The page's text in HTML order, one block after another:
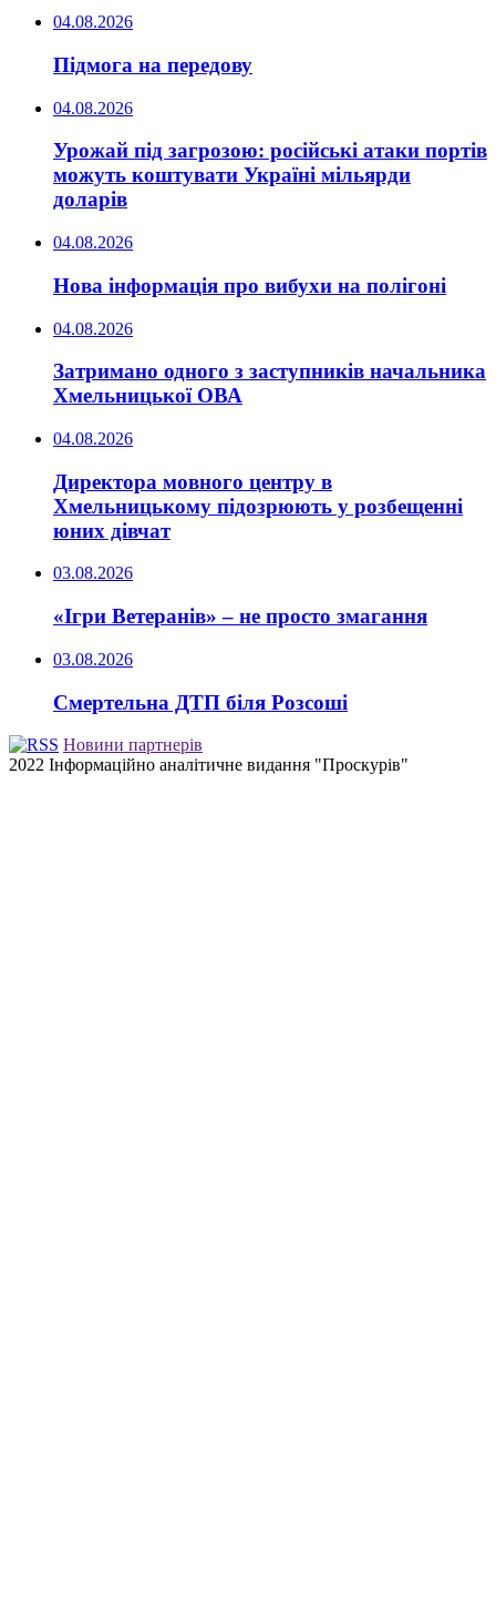
04.08.2026
Підмога на передову
04.08.2026
Урожай під загрозою: російські атаки портів
можуть коштувати Україні мільярди
доларів
04.08.2026
Нова інформація про вибухи на полігоні
04.08.2026
Затримано одного з заступників начальника
Хмельницької ОВА
04.08.2026
Директора мовного центру в
Хмельницькому підозрюють у розбещенні
юних дівчат
03.08.2026
«Ігри Ветеранів» – не просто змагання
03.08.2026
Смертельна ДТП біля Розсоші
Новини партнерів
2022 Інформаційно аналітичне видання "Проскурів"